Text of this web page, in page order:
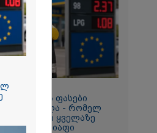
08-2026
საწვავის ფასები
შეიცვალა - რომელ
ბენზინი ყველაზე
ყველაზე იაფი